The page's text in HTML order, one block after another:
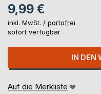
9,99 €
inkl. MwSt. / portofrei
sofort verfügbar
IN DEN
Auf die Merkliste